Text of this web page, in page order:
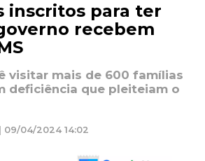
inscritos para ter
recebem
visitar mais de 600 famílias
deficiência que pleiteiam o
09/04/2024 14:02